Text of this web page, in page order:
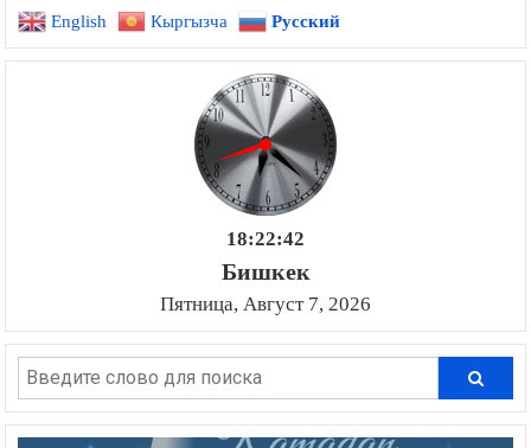
English Кыргызча Русский
18:22:43
Бишкек
Пятница, Август 7, 2026